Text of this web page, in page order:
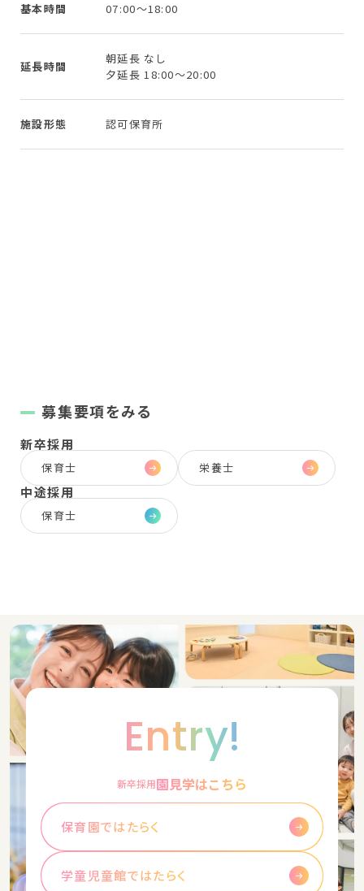
基本時間 07:00～18:00
延長時間
朝延長 なし
夕延長 18:00～20:00
施設形態 認可保育所
募集要項をみる
新卒採用
保育士 栄養士
中途採用
保育士
Entry!
新卒採用園見学はこちら
保育園ではたらく
学童児童館ではたらく